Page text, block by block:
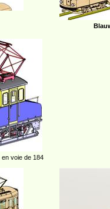
en voie de 184